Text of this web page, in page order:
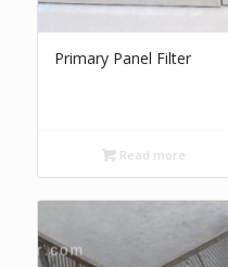
Primary Panel Filter
Read more